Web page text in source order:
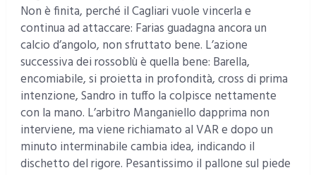
Non è finita, perché il Cagliari vuole vincerla e
continua ad attaccare: Farias guadagna ancora un
calcio d’angolo, non sfruttato bene. L’azione
successiva dei rossoblù è quella bene: Barella,
encomiabile, si proietta in profondità, cross di prima
intenzione, Sandro in tuffo la colpisce nettamente
con la mano. L’arbitro Manganiello dapprima non
interviene, ma viene richiamato al VAR e dopo un
minuto interminabile cambia idea, indicando il
dischetto del rigore. Pesantissimo il pallone sul piede